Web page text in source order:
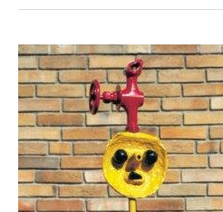
Joan
Miro
:
Métamorphoses
des
formes